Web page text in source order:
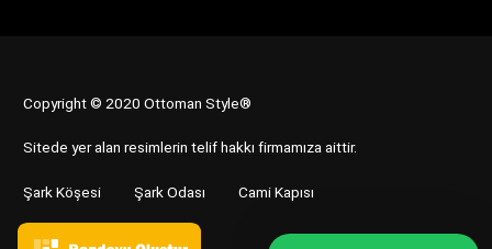
Copyright © 2020 Ottoman Style®
Sitede yer alan resimlerin telif hakkı firmamıza aittir.
Şark Köşesi Şark Odası Cami Kapısı